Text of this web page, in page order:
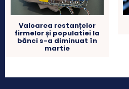
Valoarea restanțelor
firmelor și populatiei la
bănci s-a diminuat în
martie